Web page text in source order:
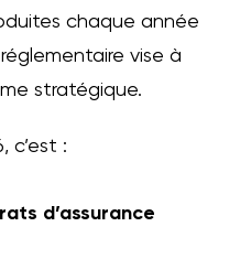
chaque année
vise à
stratégique.
c’est :
d’assurance